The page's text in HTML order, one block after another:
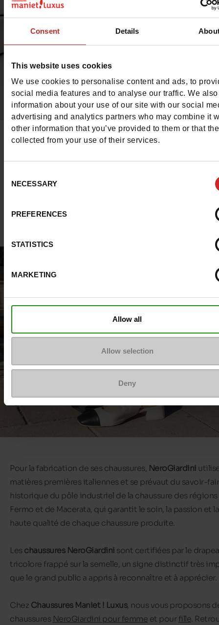
Consent Details
This website uses cookies
We use cookies to personalise content and ads, to
social media features and to analyse our traffic. We
information about your use of our site with our social
advertising and analytics partners who may combine it
other information that you’ve provided to them or that
collected from your use of their services.
Selection
NECESSARY
PREFERENCES
STATISTICS
MARKETING
Allow all
Allow selection
Deny
MOCASSINS NEROGIARDINI
chic également.
Pour la fabrication de ses chaussures, NeroGiardini
matières premières italiennes et se prévaut du savoir-
historique du pôle industriel de la chaussure des
Fermo et de Macerata, qui garantit le soin, la passion et
haute qualité de chaque chaussure produite.
Leschaussures NeroGiardini sont certifiées par le
tricolore frappé sur la semelle, un signe distinctif très
que le grand public a appris à reconnaître et à apprécier.
Chez Chaussures Maniet ! Luxus, nous vous proposons
chaussures NeroGiardini pour femme et pourfille.